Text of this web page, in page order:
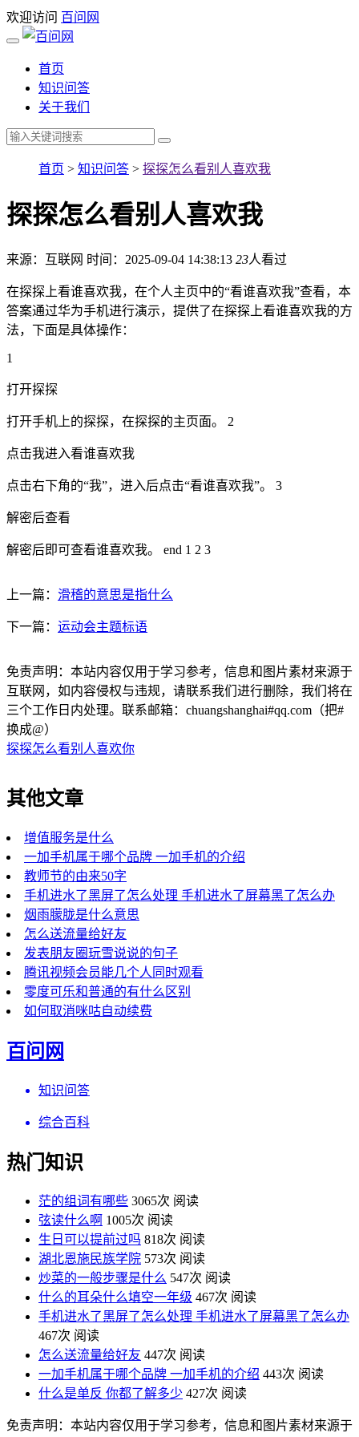
欢迎访问 百问网
首页
知识问答
关于我们
首页 > 知识问答 > 探探怎么看别人喜欢我
探探怎么看别人喜欢我
来源：互联网 时间：2025-09-04 14:38:13 23人看过
在探探上看谁喜欢我，在个人主页中的“看谁喜欢我”查看，本
答案通过华为手机进行演示，提供了在探探上看谁喜欢我的方
法，下面是具体操作：
1
打开探探
打开手机上的探探，在探探的主页面。 2
点击我进入看谁喜欢我
点击右下角的“我”，进入后点击“看谁喜欢我”。 3
解密后查看
解密后即可查看谁喜欢我。 end 1 2 3
上一篇： 滑稽的意思是指什么
下一篇： 运动会主题标语
免责声明：本站内容仅用于学习参考，信息和图片素材来源于
互联网，如内容侵权与违规，请联系我们进行删除，我们将在
三个工作日内处理。联系邮箱：chuangshanghai#qq.com（把#
换成@）
探探怎么看别人喜欢你
其他文章
增值服务是什么
一加手机属于哪个品牌 一加手机的介绍
教师节的由来50字
手机进水了黑屏了怎么处理 手机进水了屏幕黑了怎么办
烟雨朦胧是什么意思
怎么送流量给好友
发表朋友圈玩雪说说的句子
腾讯视频会员能几个人同时观看
零度可乐和普通的有什么区别
如何取消咪咕自动续费
百问网
知识问答
综合百科
热门知识
茫的组词有哪些 3065次 阅读
弦读什么啊 1005次 阅读
生日可以提前过吗 818次 阅读
湖北恩施民族学院 573次 阅读
炒菜的一般步骤是什么 547次 阅读
什么的耳朵什么填空一年级 467次 阅读
手机进水了黑屏了怎么处理 手机进水了屏幕黑了怎么办
467次 阅读
怎么送流量给好友 447次 阅读
一加手机属于哪个品牌 一加手机的介绍 443次 阅读
什么是单反 你都了解多少 427次 阅读
免责声明：本站内容仅用于学习参考，信息和图片素材来源于